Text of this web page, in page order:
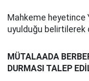
Mahkeme heyetince
uyulduğu belirtilerek
MÜTALAADA
DURMASI TALEP